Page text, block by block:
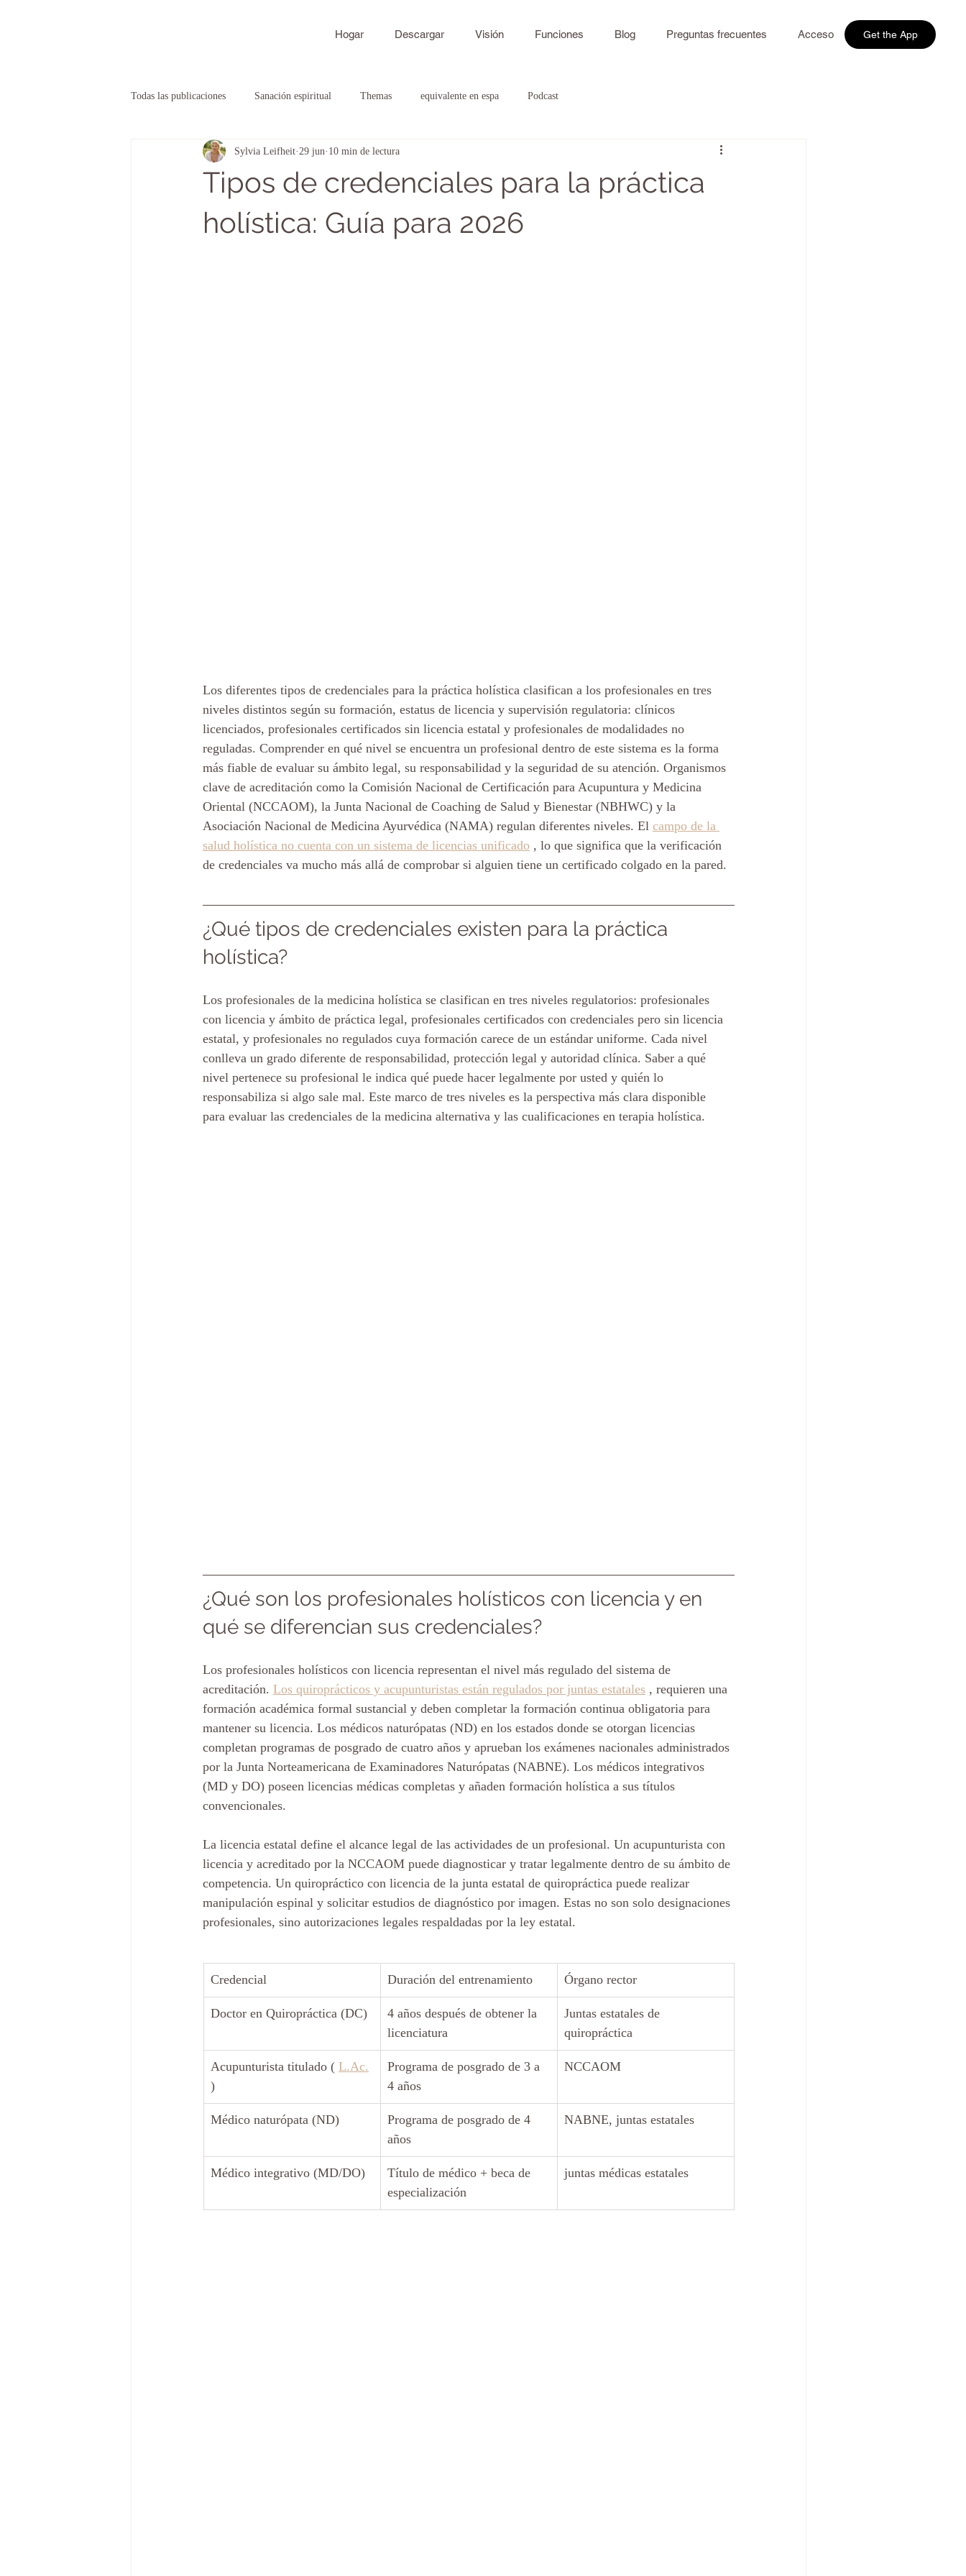
Hogar Descargar Visión Funciones Blog Preguntas frecuentes Acceso Get the App
Todas las publicaciones Sanación espiritual Themas equivalente en espa Podcast
Tipos de credenciales para la práctica
holística: Guía para 2026
Sylvia Leifheit 29 jun 10 min de lectura
Los diferentes tipos de credenciales para la práctica holística clasifican a los profesionales en tres
niveles distintos según su formación, estatus de licencia y supervisión regulatoria: clínicos
licenciados, profesionales certificados sin licencia estatal y profesionales de modalidades no
reguladas. Comprender en qué nivel se encuentra un profesional dentro de este sistema es la forma
más fiable de evaluar su ámbito legal, su responsabilidad y la seguridad de su atención. Organismos
clave de acreditación como la Comisión Nacional de Certificación para Acupuntura y Medicina
Oriental (NCCAOM), la Junta Nacional de Coaching de Salud y Bienestar (NBHWC) y la
Asociación Nacional de Medicina Ayurvédica (NAMA) regulan diferentes niveles. El campo de la
salud holística no cuenta con un sistema de licencias unificado , lo que significa que la verificación
de credenciales va mucho más allá de comprobar si alguien tiene un certificado colgado en la pared.
¿Qué tipos de credenciales existen para la práctica
holística?
Los profesionales de la medicina holística se clasifican en tres niveles regulatorios: profesionales
con licencia y ámbito de práctica legal, profesionales certificados con credenciales pero sin licencia
estatal, y profesionales no regulados cuya formación carece de un estándar uniforme. Cada nivel
conlleva un grado diferente de responsabilidad, protección legal y autoridad clínica. Saber a qué
nivel pertenece su profesional le indica qué puede hacer legalmente por usted y quién lo
responsabiliza si algo sale mal. Este marco de tres niveles es la perspectiva más clara disponible
para evaluar las credenciales de la medicina alternativa y las cualificaciones en terapia holística.
¿Qué son los profesionales holísticos con licencia y en
qué se diferencian sus credenciales?
Los profesionales holísticos con licencia representan el nivel más regulado del sistema de
acreditación. Los quiroprácticos y acupunturistas están regulados por juntas estatales , requieren una
formación académica formal sustancial y deben completar la formación continua obligatoria para
mantener su licencia. Los médicos naturópatas (ND) en los estados donde se otorgan licencias
completan programas de posgrado de cuatro años y aprueban los exámenes nacionales administrados
por la Junta Norteamericana de Examinadores Naturópatas (NABNE). Los médicos integrativos
(MD y DO) poseen licencias médicas completas y añaden formación holística a sus títulos
convencionales.
La licencia estatal define el alcance legal de las actividades de un profesional. Un acupunturista con
licencia y acreditado por la NCCAOM puede diagnosticar y tratar legalmente dentro de su ámbito de
competencia. Un quiropráctico con licencia de la junta estatal de quiropráctica puede realizar
manipulación espinal y solicitar estudios de diagnóstico por imagen. Estas no son solo designaciones
profesionales, sino autorizaciones legales respaldadas por la ley estatal.
Credencial Duración del entrenamiento Órgano rector
Doctor en Quiropráctica (DC)
4 años después de obtener la
licenciatura
Juntas estatales de
quiropráctica
Acupunturista titulado ( L.Ac.
)
Programa de posgrado de 3 a
4 años
NCCAOM
Médico naturópata (ND)
Programa de posgrado de 4
años
NABNE, juntas estatales
Médico integrativo (MD/DO)
Título de médico + beca de
especialización
juntas médicas estatales